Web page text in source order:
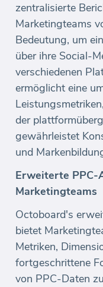
zentralisierte
Marketingteams
Bedeutung, um
über ihre Social-
verschiedenen
ermöglicht eine
der
gewährleistet
und
Erweiterte PPC-
Marketingteams
Octoboard's
bietet
Metriken,
fortgeschrittene
von PPC-Daten